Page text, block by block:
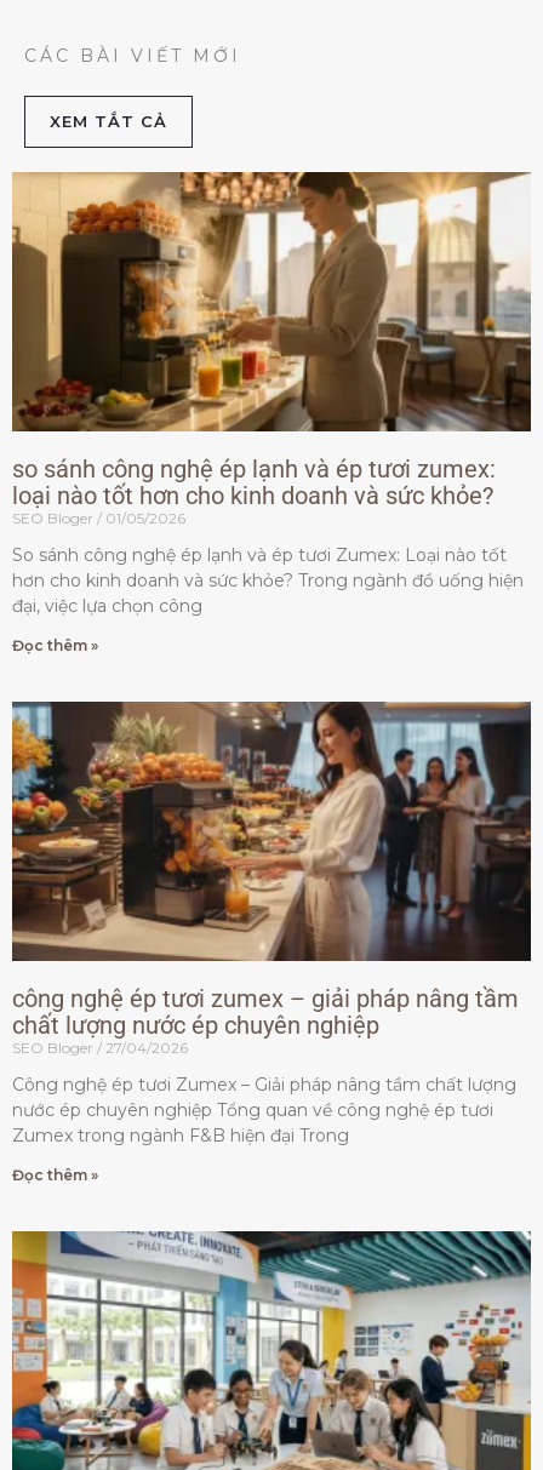
CÁC BÀI VIẾT MỚI
XEM TẮT CẢ
so sánh công nghệ ép lạnh và ép tươi zumex:
loại nào tốt hơn cho kinh doanh và sức khỏe?
SEO Bloger 01/05/2026
So sánh công nghệ ép lạnh và ép tươi Zumex: Loại nào tốt
hơn cho kinh doanh và sức khỏe? Trong ngành đồ uống hiện
đại, việc lựa chọn công
Đọc thêm »
công nghệ ép tươi zumex – giải pháp nâng tầm
chất lượng nước ép chuyên nghiệp
SEO Bloger 27/04/2026
Công nghệ ép tươi Zumex – Giải pháp nâng tầm chất lượng
nước ép chuyên nghiệp Tổng quan về công nghệ ép tươi
Zumex trong ngành F&B hiện đại Trong
Đọc thêm »